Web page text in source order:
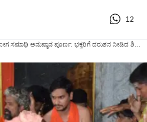
12